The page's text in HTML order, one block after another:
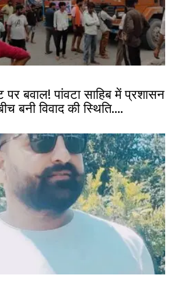
बवाल! पांवटा साहिब में प्रशासन
बनी विवाद की स्थिति….